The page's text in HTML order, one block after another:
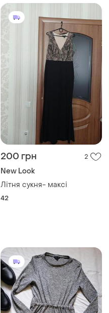
200 грн 2
New Look
Літня сукня- максі
42